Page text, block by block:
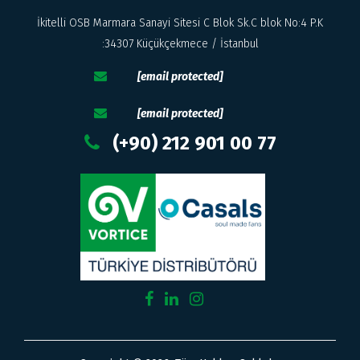
İkitelli OSB Marmara Sanayi Sitesi C Blok Sk.C blok No:4 P.K
:34307 Küçükçekmece / İstanbul
[email protected]
[email protected]
(+90) 212 901 00 77